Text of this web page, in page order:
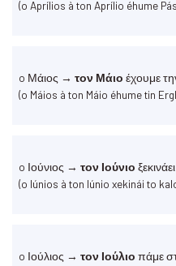
(o Aprílios à ton Aprílio éhume
o Μάιος → τον Μάιο έχουμε
(o Máios à ton Máio éhume tin
o Ιούνιος → τον Ιούνιο
(o Iúnios à ton Iúnio xekinái to
o Ιούλιος → τον Ιούλιο πάμε